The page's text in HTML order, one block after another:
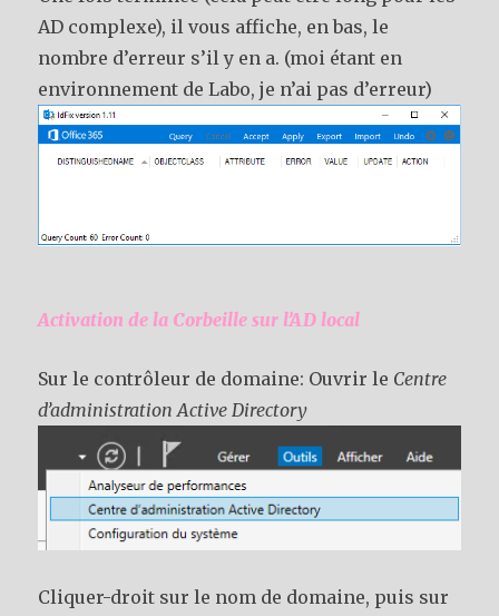
AD complexe), il vous affiche, en bas, le
nombre d’erreur s’il y en a. (moi étant en
environnement de Labo, je n’ai pas d’erreur)
Activation de la Corbeille sur l’AD local
Sur le contrôleur de domaine: Ouvrir le Centre
d’administration Active Directory
Cliquer-droit sur le nom de domaine, puis sur